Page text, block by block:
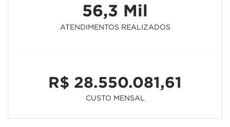
56,3 Mil
ATENDIMENTOS REALIZADOS
R$ 28.550.081,61
CUSTO MENSAL